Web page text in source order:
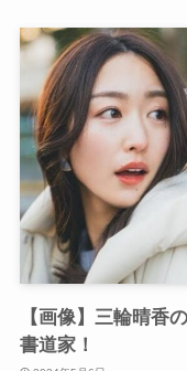
【画像】三輪晴香
書道家！